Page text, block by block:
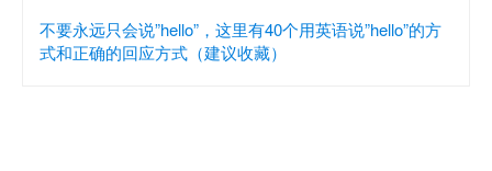
不要永远只会说”hello”，这里有40个用英语说”hello”的方
式和正确的回应方式（建议收藏）